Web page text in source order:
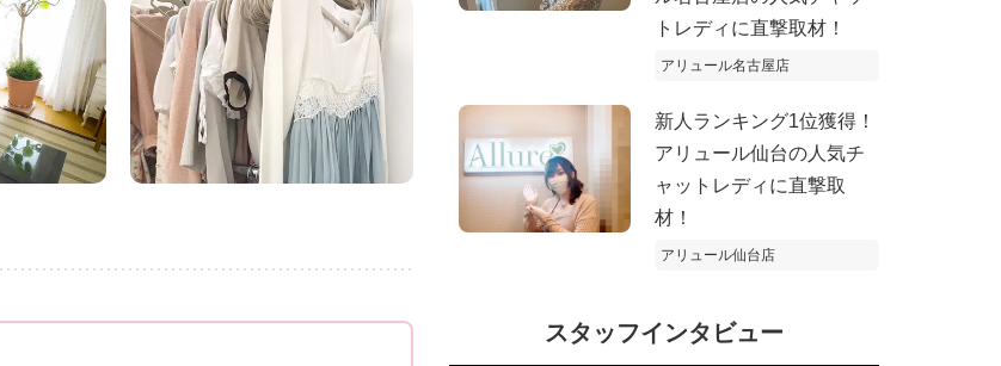
トレディに直撃取材！
アリュール名古屋店
新人ランキング1位獲得！
アリュール仙台の人気チ
ャットレディに直撃取
材！
アリュール仙台店
スタッフインタビュー